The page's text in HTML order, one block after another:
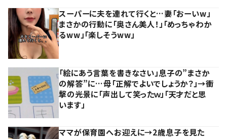
スーパーに夫を連れて行くと…妻「おーいw」
まさかの行動に「奥さん美人！」「めっちゃわか
るww」「楽しそうww」
「絵にあう言葉を書きなさい」息子の”まさか
の解答”に…母「正解でよいでしょうか？」→衝
撃の光景に「声出して笑ったｗ」「天才だと思
います」
ママが保育園へお迎えに→2歳息子を見た